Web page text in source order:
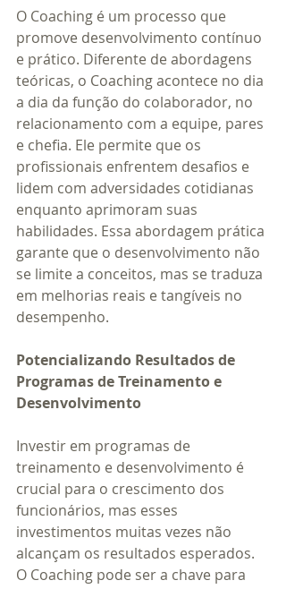
O Coaching é um processo que
promove desenvolvimento contínuo
e prático. Diferente de abordagens
teóricas, o Coaching acontece no dia
a dia da função do colaborador, no
relacionamento com a equipe, pares
e chefia. Ele permite que os
profissionais enfrentem desafios e
lidem com adversidades cotidianas
enquanto aprimoram suas
habilidades. Essa abordagem prática
garante que o desenvolvimento não
se limite a conceitos, mas se traduza
em melhorias reais e tangíveis no
desempenho.
Potencializando Resultados de
Programas de Treinamento e
Desenvolvimento
Investir em programas de
treinamento e desenvolvimento é
crucial para o crescimento dos
funcionários, mas esses
investimentos muitas vezes não
alcançam os resultados esperados.
O Coaching pode ser a chave para